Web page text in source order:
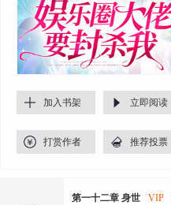
加入书架 立即阅读
打赏作者 推荐投票
第一十二章 身世 VIP